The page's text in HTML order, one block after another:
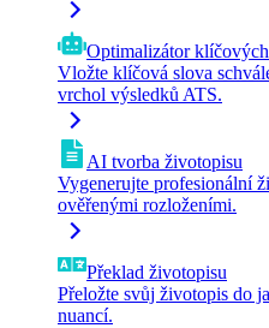
Optimalizátor
Vložte klíčová slova
vrchol výsledků ATS.
AI tvorba životopisu
Vygenerujte profesionální
ověřenými rozloženími.
Překlad životopisu
Přeložte svůj životopis do
nuancí.